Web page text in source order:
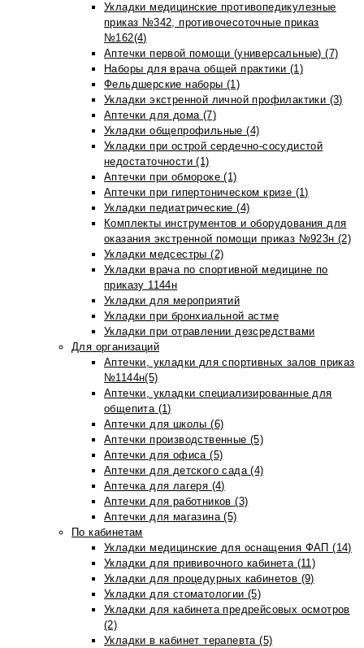
Укладки медицинские противопедикулезные
приказ №342, противочесоточные приказ
№162(4)
Аптечки первой помощи (универсальные) (7)
Наборы для врача общей практики (1)
Фельдшерские наборы (1)
Укладки экстренной личной профилактики (3)
Аптечки для дома (7)
Укладки общепрофильные (4)
Укладки при острой сердечно-сосудистой
недостаточности (1)
Аптечки при обмороке (1)
Аптечки при гипертоническом кризе (1)
Укладки педиатрические (4)
Комплекты инструментов и оборудования для
оказания экстренной помощи приказ №923н (2)
Укладки медсестры (2)
Укладки врача по спортивной медицине по
приказу 1144н
Укладки для мероприятий
Укладки при бронхиальной астме
Укладки при отравлении дезсредствами
Для организаций
Аптечки, укладки для спортивных залов приказ
№1144н(5)
Аптечки, укладки специализированные для
общепита (1)
Аптечки для школы (6)
Аптечки производственные (5)
Аптечки для офиса (5)
Аптечки для детского сада (4)
Аптечка для лагеря (4)
Аптечки для работников (3)
Аптечки для магазина (5)
По кабинетам
Укладки медицинские для оснащения ФАП (14)
Укладки для прививочного кабинета (11)
Укладки для процедурных кабинетов (9)
Укладки для стоматологии (5)
Укладки для кабинета предрейсовых осмотров
(2)
Укладки в кабинет терапевта (5)